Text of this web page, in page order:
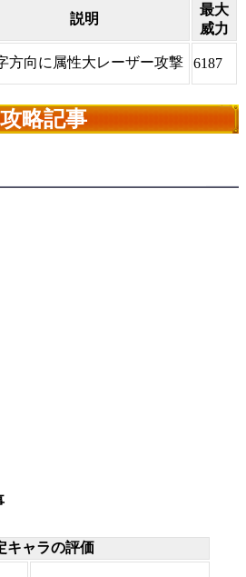
説明
最大
威力
方向に属性大レーザー攻撃 6187
略記事
キャラの評価